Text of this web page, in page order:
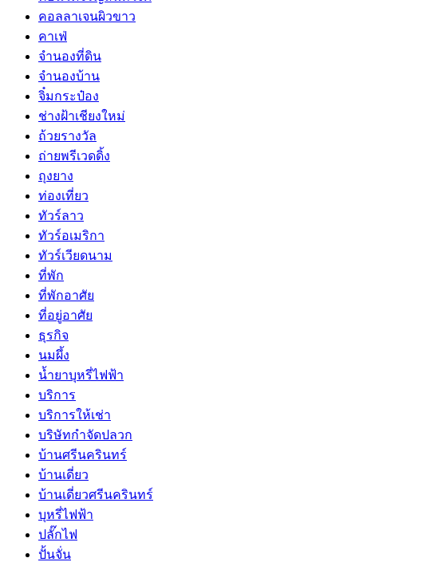
คอลลาเจนผิวขาว
คาเฟ่
จำนองที่ดิน
จำนองบ้าน
จิ๋มกระป๋อง
ช่างฝ้าเชียงใหม่
ถ้วยรางวัล
ถ่ายพรีเวดดิ้ง
ถุงยาง
ท่องเที่ยว
ทัวร์ลาว
ทัวร์อเมริกา
ทัวร์เวียดนาม
ที่พัก
ที่พักอาศัย
ที่อยู่อาศัย
ธุรกิจ
นมผึ้ง
น้ำยาบุหรี่ไฟฟ้า
บริการ
บริการให้เช่า
บริษัทกำจัดปลวก
บ้านศรีนครินทร์
บ้านเดี่ยว
บ้านเดี่ยวศรีนครินทร์
บุหรี่ไฟฟ้า
ปลั๊กไฟ
ปั้นจั่น